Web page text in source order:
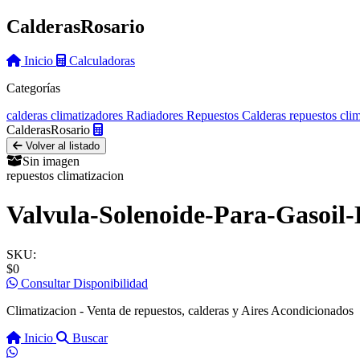
CalderasRosario
Inicio
Calculadoras
Categorías
calderas climatizadores Radiadores Repuestos Calderas repuestos
CalderasRosario
Volver al listado
Sin imagen
repuestos climatizacion
Valvula-Solenoide-Para-
SKU:
$0
Consultar Disponibilidad
Climatizacion - Venta de repuestos, calderas y Aires Acondicionados
Inicio
Buscar